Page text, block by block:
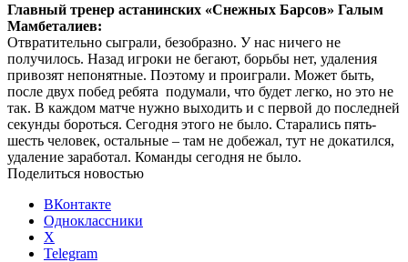
Главный тренер астанинских «Снежных Барсов» Галым
Мамбеталиев:
Отвратительно сыграли, безобразно. У нас ничего не
получилось. Назад игроки не бегают, борьбы нет, удаления
привозят непонятные. Поэтому и проиграли. Может быть,
после двух побед ребята подумали, что будет легко, но это не
так. В каждом матче нужно выходить и с первой до последней
секунды бороться. Сегодня этого не было. Старались пять-
шесть человек, остальные – там не добежал, тут не докатился,
удаление заработал. Команды сегодня не было.
Поделиться новостью
ВКонтакте
Одноклассники
X
Telegram